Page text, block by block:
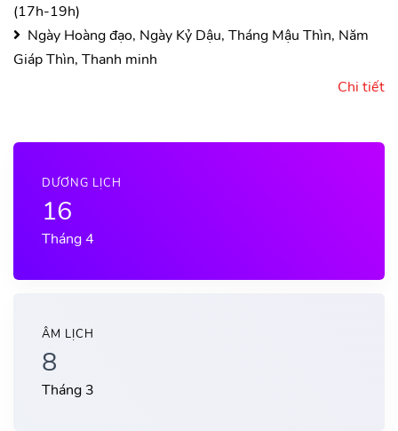
(17h-19h)
Ngày Hoàng đạo, Ngày Kỷ Dậu, Tháng Mậu Thìn, Năm
Giáp Thìn, Thanh minh
Chi tiết
DƯƠNG LỊCH
16
Tháng 4
ÂM LỊCH
8
Tháng 3